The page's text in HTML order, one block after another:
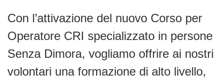
Con l’attivazione del nuovo Corso per
Operatore CRI specializzato in persone
Senza Dimora, vogliamo offrire ai nostri
volontari una formazione di alto livello,